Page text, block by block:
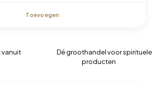
Toevoegen
vanuit
Dé groothandel voor spirituele
producten